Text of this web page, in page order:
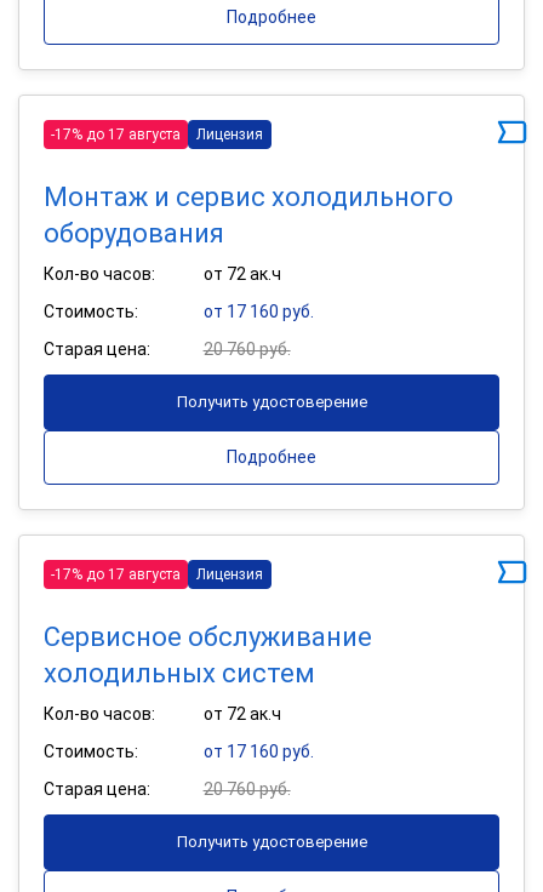
Подробнее
-17% до 17 августа Лицензия
Монтаж и сервис холодильного
оборудования
Кол-во часов:
от 72 ак.ч
Стоимость:
от 17 160 руб.
Старая цена:
20 760 руб.
Получить удостоверение
Подробнее
-17% до 17 августа Лицензия
Сервисное обслуживание
холодильных систем
Кол-во часов:
от 72 ак.ч
Стоимость:
от 17 160 руб.
Старая цена:
20 760 руб.
Получить удостоверение